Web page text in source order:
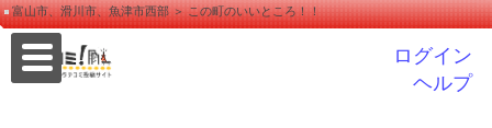
富山市、滑川市、魚津市西部 ＞ この町のいいところ！！
ログイン
ヘルプ